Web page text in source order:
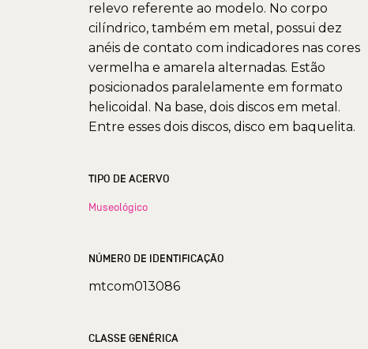
relevo referente ao modelo. No corpo
cilíndrico, também em metal, possui dez
anéis de contato com indicadores nas cores
vermelha e amarela alternadas. Estão
posicionados paralelamente em formato
helicoidal. Na base, dois discos em metal.
Entre esses dois discos, disco em baquelita.
TIPO DE ACERVO
Museológico
NÚMERO DE IDENTIFICAÇÃO
mtcom013086
CLASSE GENÉRICA